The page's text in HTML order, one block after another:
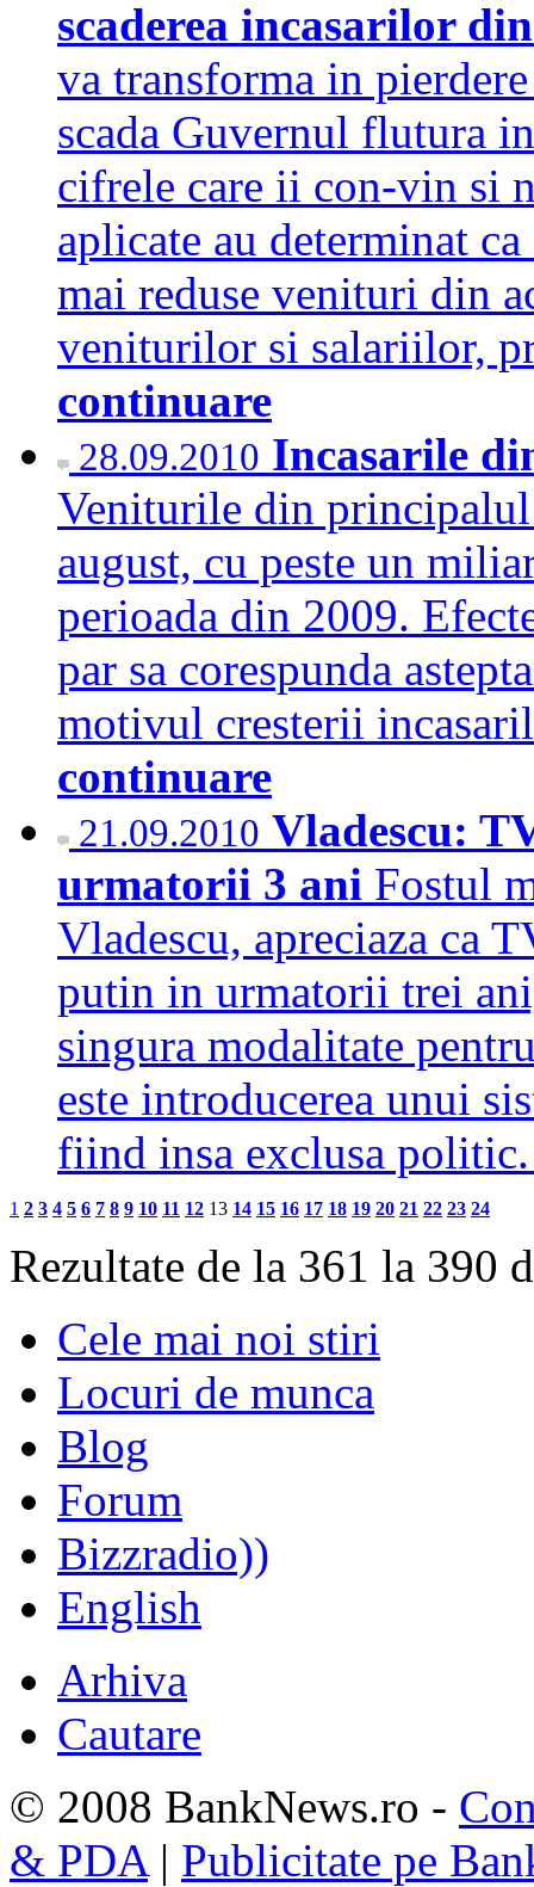
scaderea incasarilor
va transforma in
scada Guvernul flutura
cifrele care ii con-vin si
aplicate au determinat
mai reduse venituri din
veniturilor si salariilor,
continuare
28.09.2010 Incasarile
Veniturile din
august, cu peste un
perioada din 2009.
par sa corespunda
motivul cresterii
continuare
21.09.2010 Vladescu:
urmatorii 3 ani Fostul
Vladescu, apreciaza ca
putin in urmatorii trei
singura modalitate
este introducerea unui
fiind insa exclusa
1 2 3 4 5 6 7 8 9 10 11 12 13 14 15 16 17 18 19 20 21 22 23 24
Rezultate de la 361 la 390
Cele mai noi stiri
Locuri de munca
Blog
Forum
Bizzradio))
English
Arhiva
Cautare
© 2008 BankNews.ro -
& PDA| Publicitate pe